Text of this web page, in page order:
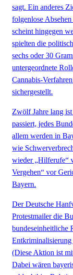
sagt. Ein anderes
folgenlose
scheint hingegen
spielten die
sechs oder 30
untergeordnete
Cannabis-
sichergestellt.
Zwölf Jahre lang
passiert, jedes
allem werden in
wie
wieder „Hilferufe“
Vergehen“ vor
Bayern.
Der Deutsche
Protestmailer die
bundeseinheitliche
Entkriminalisierung
(Diese Aktion ist
Dabei wären